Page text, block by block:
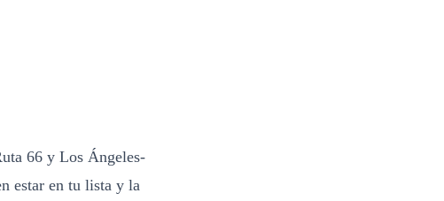
66 y Los Ángeles-
estar en tu lista y la